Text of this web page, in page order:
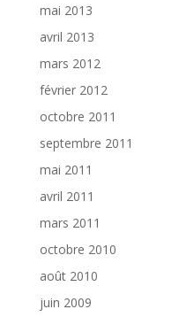
mai 2013
avril 2013
mars 2012
février 2012
octobre 2011
septembre 2011
mai 2011
avril 2011
mars 2011
octobre 2010
août 2010
juin 2009